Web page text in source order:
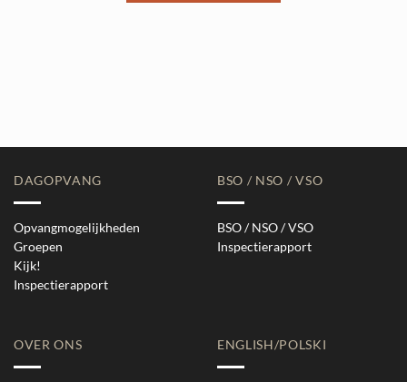
DAGOPVANG
Opvangmogelijkheden
Groepen
Kijk!
Inspectierapport
BSO / NSO / VSO
BSO / NSO / VSO
Inspectierapport
OVER ONS ENGLISH/POLSKI